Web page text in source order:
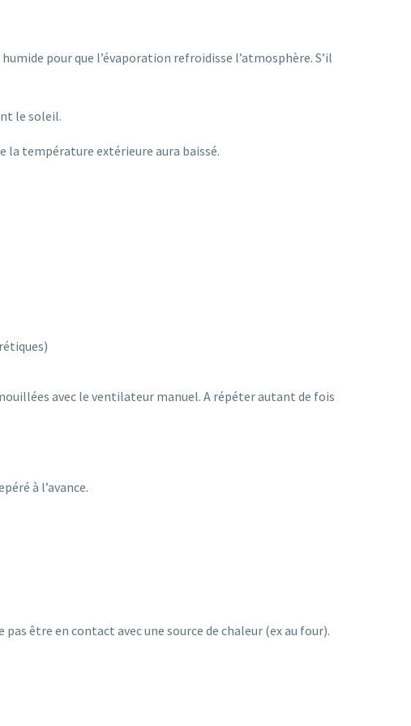
pour que l’évaporation refroidisse l’atmosphère. S’il
le soleil.
la température extérieure aura baissé.
avec le ventilateur manuel. A répéter autant de fois
à l’avance.
être en contact avec une source de chaleur (ex au four).